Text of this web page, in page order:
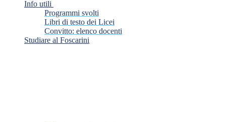
Info utili
Programmi svolti
Libri di testo dei Licei
Convitto: elenco docenti
Studiare al Foscarini